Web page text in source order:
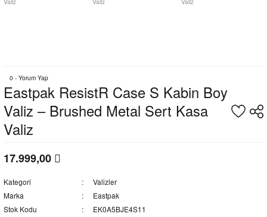
0 - Yorum Yap
Eastpak ResistR Case S Kabin Boy
Valiz – Brushed Metal Sert Kasa
Valiz
17.999,00
Kategori
Valizler
Marka
Eastpak
Stok Kodu
EK0A5BJE4S11